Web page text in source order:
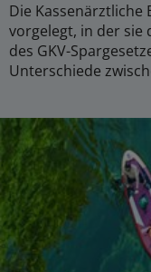
Die Kassenärztliche
vorgelegt, in der sie
des GKV-
Unterschiede